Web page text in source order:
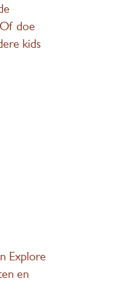
doe
kids
Explore
en